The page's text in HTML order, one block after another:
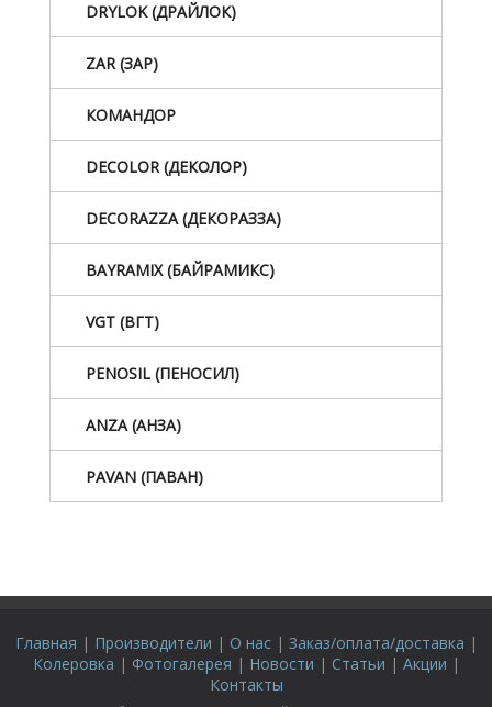
DRYLOK (ДРАЙЛОК)
ZAR (ЗАР)
КОМАНДОР
DECOLOR (ДЕКОЛОР)
DECORAZZA (ДЕКОРАЗЗА)
BAYRAMIX (БАЙРАМИКС)
VGT (ВГТ)
PENOSIL (ПЕНОСИЛ)
ANZA (АНЗА)
PAVAN (ПАВАН)
Главная | Производители | О нас| Заказ/оплата/доставка |
Колеровка | Фотогалерея | Новости | Статьи | Акции |
Контакты